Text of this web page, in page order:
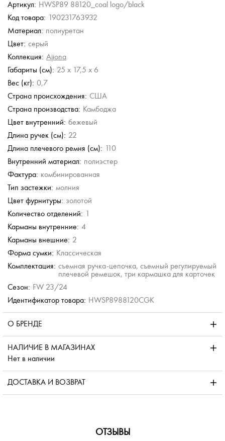
Сумка с
регулируемой ручкой
13 230 руб.
18 900 руб.
Кожаная сумка
6 490 руб.
12 980 руб.
Артикул: HWSP89 88120_coal logo/black
Код товара: 190231763932
Материал: полиуретан
Цвет: серый
Коллекция: Ajiona
Габариты (см): 25 x 17,5 x 6
Вес (кг): 0,7
Страна происхождения: США
Страна производства: Камбоджа
Цвет внутренний: бежевый
Длина ручек (см): 22
Длина плечевого ремня (см): 110
Внутренний материал: полиэстер
Фактура: комбинированная
Тип застежки: молния
Цвет фурнитуры: золотой
Количество отделений: 1
Карманы внутренние: 4
Карманы внешние: 2
Форма сумки: Классическая
Комплектация: съемная ручка-цепочка, съемный регулируемый
плечевой ремешок, три кармашка для карточек
Сезон: FW 23/24
Идентификатор товара: HWSP8988120CGK
О БРЕНДЕ
НАЛИЧИЕ В МАГАЗИНАХ
Нет в наличии
ДОСТАВКА И ВОЗВРАТ
ОТЗЫВЫ